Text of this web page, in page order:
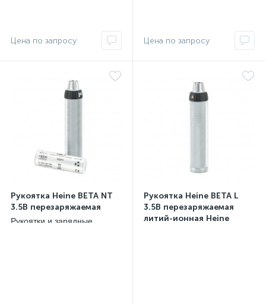
Рукоятка Heine ВЕТА NT
3.5В перезаряжаемая
Рукоятки и зарядные
Рукоятка Heine ВЕТА L
3.5В перезаряжаемая
литий-ионная Heine